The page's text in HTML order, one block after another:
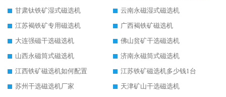
甘肃钛铁矿湿式磁选机
云南永磁湿式磁选机
江苏褐铁矿专用磁选机
广西褐铁矿磁选机
大连强磁干选磁选机
佛山贫矿干选磁选机
山西永磁筒式磁选机
济南永磁筒式磁选机
江西铁矿磁选机如何配置
江苏铁矿磁选机多少钱1台
苏州干选磁选机厂家
天津矿山干选磁选机